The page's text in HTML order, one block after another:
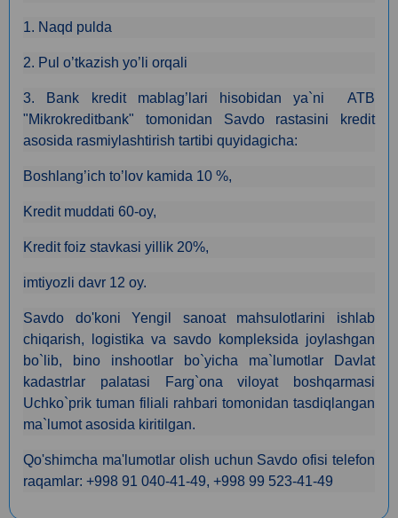
1. Naqd pulda
2. Pul o’tkazish yo’li orqali
3. Bank kredit mablag’lari hisobidan ya`ni ATB
"Mikrokreditbank" tomonidan Savdo rastasini kredit
asosida rasmiylashtirish tartibi quyidagicha:
Boshlang’ich to’lov kamida 10 %,
Kredit muddati 60-oy,
Kredit foiz stavkasi yillik 20%,
imtiyozli davr 12 oy.
Savdo do'koni Yengil sanoat mahsulotlarini ishlab
chiqarish, logistika va savdo kompleksida joylashgan
bo`lib, bino inshootlar bo`yicha ma`lumotlar Davlat
kadastrlar palatasi Farg`ona viloyat boshqarmasi
Uchko`prik tuman filiali rahbari tomonidan tasdiqlangan
ma`lumot asosida kiritilgan.
Qo'shimcha ma'lumotlar olish uchun Savdo ofisi telefon
raqamlar: +998 91 040-41-49, +998 99 523-41-49